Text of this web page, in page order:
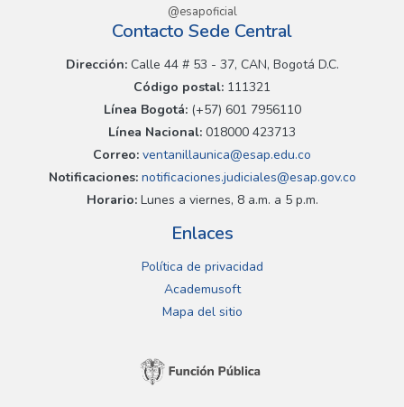
@esapoficial
Contacto Sede Central
Dirección:Calle 44 # 53 - 37, CAN, Bogotá D.C.
Código postal: 111321
Línea Bogotá:(+57) 601 7956110
Línea Nacional: 018000 423713
Correo: ventanillaunica@esap.edu.co
Notificaciones:notificaciones.judiciales@esap.gov.co
Horario:Lunes a viernes, 8 a.m. a 5 p.m.
Enlaces
Política de privacidad
Academusoft
Mapa del sitio